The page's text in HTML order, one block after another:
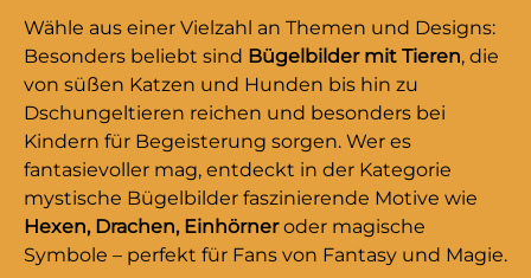
Wähle aus einer Vielzahl an Themen und Designs:
Besonders beliebt sind Bügelbilder mit Tieren, die
von süßen Katzen und Hunden bis hin zu
Dschungeltieren reichen und besonders bei
Kindern für Begeisterung sorgen. Wer es
fantasievoller mag, entdeckt in der Kategorie
mystische Bügelbilder faszinierende Motive wie
Hexen, Drachen, Einhörneroder magische
Symbole – perfekt für Fans von Fantasy und Magie.